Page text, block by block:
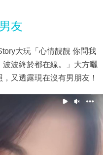
友
大玩「心情靚靚 你問我
波終於都在線。」大方曬
又透露現在沒有男朋友！